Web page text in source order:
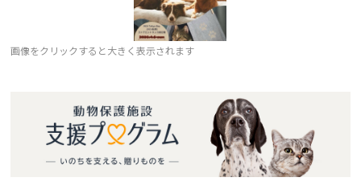
画像をクリックすると大きく表示されます